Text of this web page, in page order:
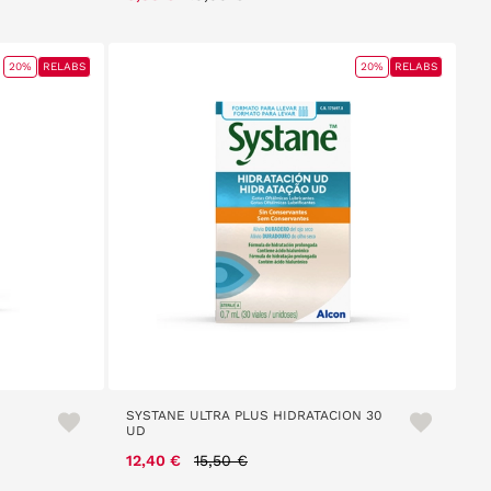
20% RELABS
SYSTANE ULTRA PLUS HIDRATACION 30
UD
12,40 € Price reduced from
15,50 €
20% RELABS